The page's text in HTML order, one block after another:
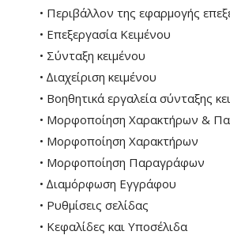
• Περιβάλλον της εφαρµογής
• Επεξεργασία Κειμένου
• Σύνταξη κειµένου
• ∆ιαχείριση κειµένου
• Βοηθητικά εργαλεία σύνταξης
• Μορφοποίηση Χαρακτήρων &
• Μορφοποίηση Χαρακτήρων
• Μορφοποίηση Παραγράφων
• ∆ιαμόρφωση Εγγράφου
• Ρυθµίσεις σελίδας
• Κεφαλίδες και Υποσέλιδα